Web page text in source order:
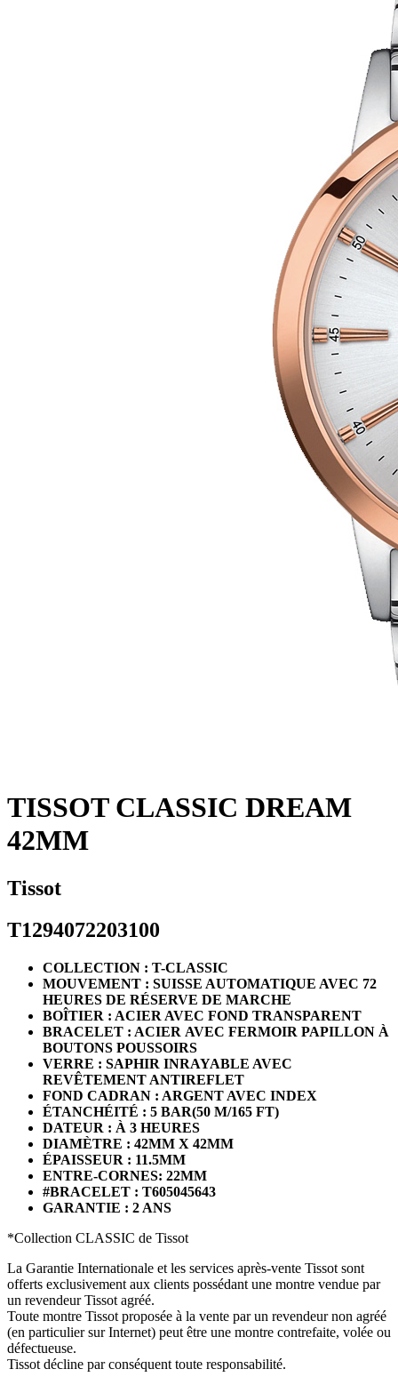
TISSOT CLASSIC DREAM
42MM
Tissot
T1294072203100
COLLECTION : T-CLASSIC
MOUVEMENT : SUISSE AUTOMATIQUE AVEC 72
HEURES DE RÉSERVE DE MARCHE
BOÎTIER : ACIER AVEC FOND TRANSPARENT
BRACELET : ACIER AVEC FERMOIR PAPILLON À
BOUTONS POUSSOIRS
VERRE : SAPHIR INRAYABLE AVEC
REVÊTEMENT ANTIREFLET
FOND CADRAN : ARGENT AVEC INDEX
ÉTANCHÉITÉ : 5 BAR(50 M/165 FT)
DATEUR : À 3 HEURES
DIAMÈTRE : 42MM X 42MM
ÉPAISSEUR : 11.5MM
ENTRE-CORNES: 22MM
#BRACELET : T605045643
GARANTIE : 2 ANS
*Collection CLASSIC de Tissot
La Garantie Internationale et les services après-vente Tissot sont
offerts exclusivement aux clients possédant une montre vendue par
un revendeur Tissot agréé.
Toute montre Tissot proposée à la vente par un revendeur non agréé
(en particulier sur Internet) peut être une montre contrefaite, volée ou
défectueuse.
Tissot décline par conséquent toute responsabilité.